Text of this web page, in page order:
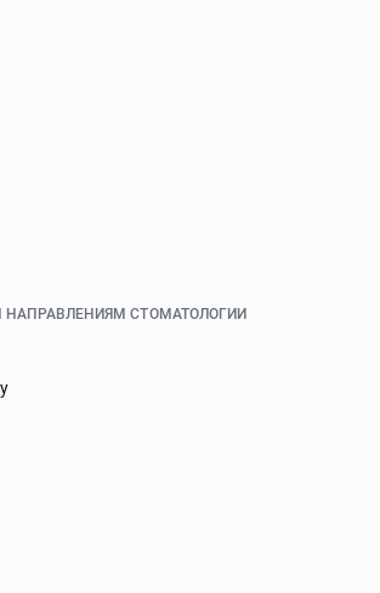
НАПРАВЛЕНИЯМ СТОМАТОЛОГИИ